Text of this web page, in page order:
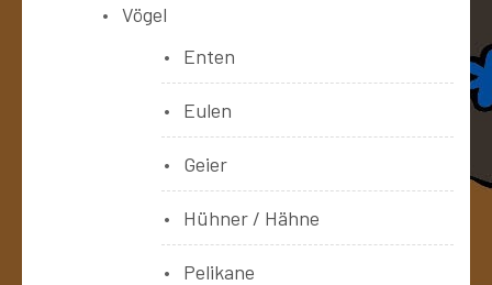
Vögel
Enten
Eulen
Geier
Hühner / Hähne
Pelikane